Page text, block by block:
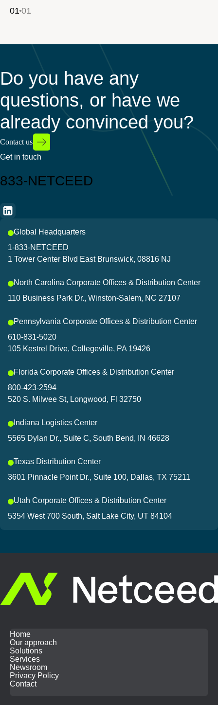
01 01
Do you have any
questions, or have we
already convinced you?
Contact us
Get in touch
833-NETCEED
Global Headquarters
1-833-NETCEED
1 Tower Center Blvd East Brunswick, 08816 NJ
North Carolina Corporate Offices & Distribution Center
110 Business Park Dr., Winston-Salem, NC 27107
Pennsylvania Corporate Offices & Distribution Center
610-831-5020
105 Kestrel Drive, Collegeville, PA 19426
Florida Corporate Offices & Distribution Center
800-423-2594
520 S. Milwee St, Longwood, Fl 32750
Indiana Logistics Center
5565 Dylan Dr., Suite C, South Bend, IN 46628
Texas Distribution Center
3601 Pinnacle Point Dr., Suite 100, Dallas, TX 75211
Utah Corporate Offices & Distribution Center
5354 West 700 South, Salt Lake City, UT 84104
Home
Our approach
Solutions
Services
Newsroom
Privacy Policy
Contact